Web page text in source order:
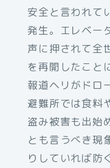
安全と言われて
発生。エレベー
声に押されて全
を再開したこと
報道ヘリがドロ
避難所では食料
盗み被害も出始
とも言うべき現
りしていれば防